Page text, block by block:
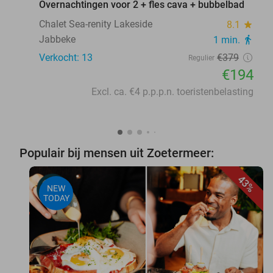
Overnachtingen voor 2 + fles cava + bubbelbad
Chalet Sea-renity Lakeside
8.1 star
Jabbeke 1 min. directions_walk
Verkocht: 13 Regulier €379
€194
Excl. ca. €4 p.p.p.n. toeristenbelasting
Populair bij mensen uit Zoetermeer:
43%
NEW
TODAY